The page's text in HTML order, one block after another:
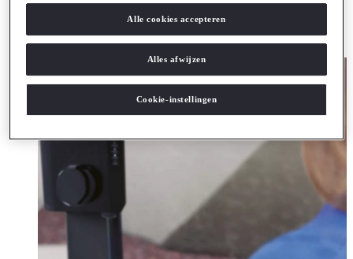
Bezitten
Hybride of elektrisch rijden
Batterij & actieradius
Cookie-instellingen
Alles afwijzen
Alle cookies accepteren